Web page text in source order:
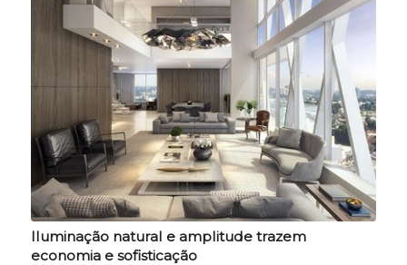
Iluminação natural e amplitude trazem
economia e sofisticação